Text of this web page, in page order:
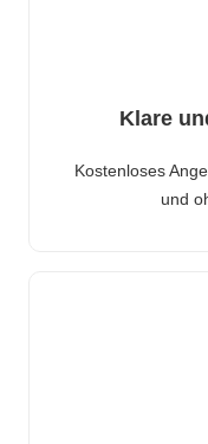
Klare
Kostenloses
und